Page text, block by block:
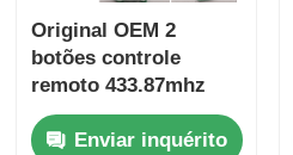
Original OEM 2
botões controle
remoto 433.87mhz
FSK para Su-zuki
Jim-ny 2005-2017
Enviar inquérito